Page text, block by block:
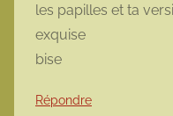
les papilles et ta
exquise
bise
Répondre